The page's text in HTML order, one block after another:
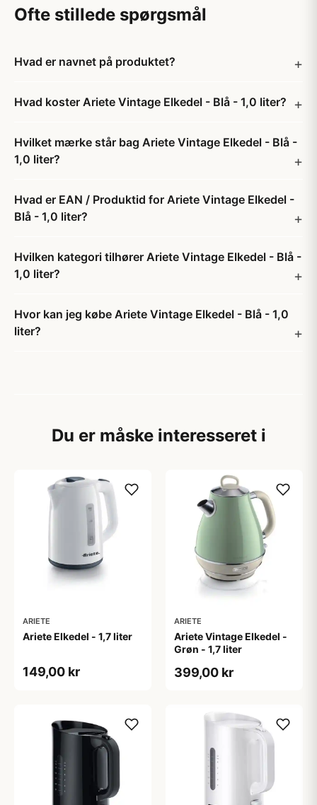
Ofte stillede spørgsmål
Hvad er navnet på produktet?
Hvad koster Ariete Vintage Elkedel - Blå - 1,0 liter?
Hvilket mærke står bag Ariete Vintage Elkedel - Blå -
1,0 liter?
Hvad er EAN / Produktid for Ariete Vintage Elkedel -
Blå - 1,0 liter?
Hvilken kategori tilhører Ariete Vintage Elkedel - Blå -
1,0 liter?
Hvor kan jeg købe Ariete Vintage Elkedel - Blå - 1,0
liter?
Du er måske interesseret i
ARIETE
Ariete Elkedel - 1,7 liter
149,00 kr
ARIETE
Ariete Vintage Elkedel -
Grøn - 1,7 liter
399,00 kr